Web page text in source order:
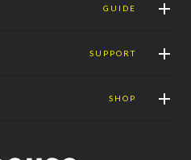
GUIDE
SUPPORT
SHOP